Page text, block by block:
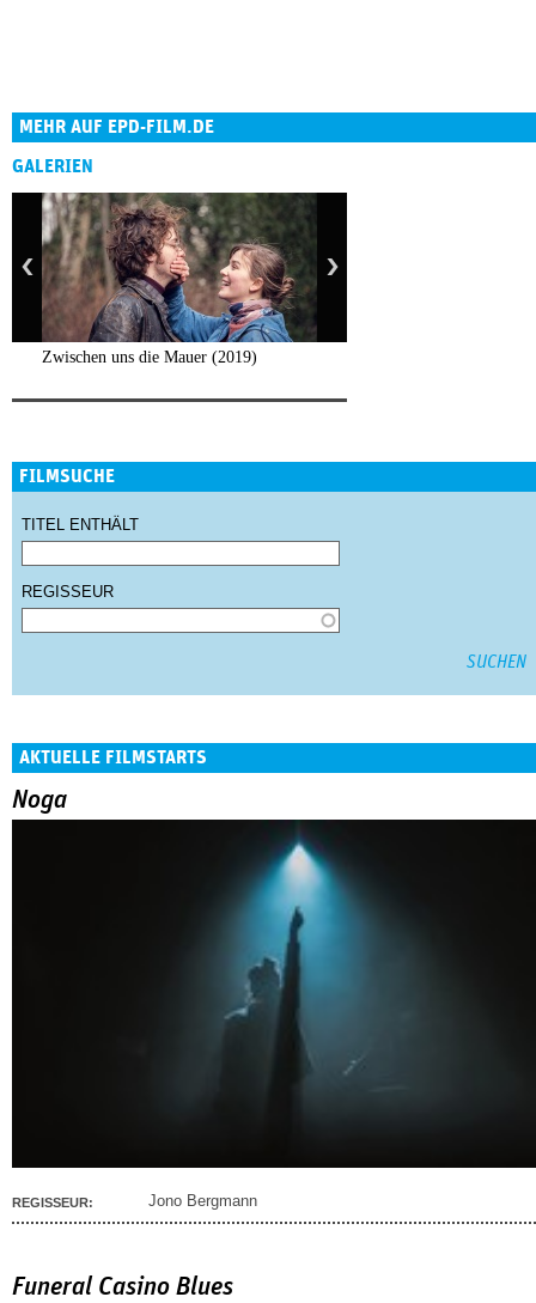
MEHR AUF EPD-FILM.DE
GALERIEN
Zwischen uns die Mauer (2019)
FILMSUCHE
TITEL ENTHÄLT
REGISSEUR
AKTUELLE FILMSTARTS
Noga
REGISSEUR: Jono Bergmann
Funeral Casino Blues